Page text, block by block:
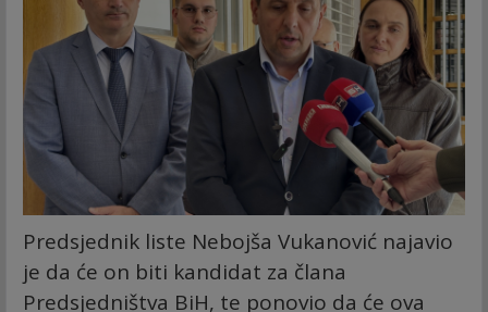
Predsjednik liste Nebojša Vukanović najavio
je da će on biti kandidat za člana
Predsjedništva BiH, te ponovio da će ova